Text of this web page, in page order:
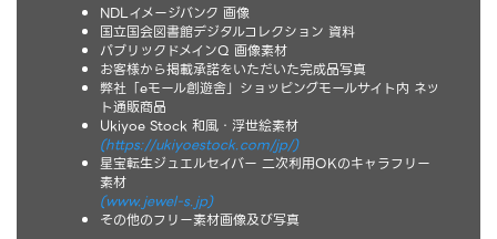
NDLイメージバンク 画像
国立国会図書館デジタルコレクション 資料
パブリックドメインQ 画像素材
お客様から掲載承諾をいただいた完成品写真
弊社「eモール創遊舎」ショッピングモールサイト内 ネッ
ト通販商品
Ukiyoe Stock 和風・浮世絵素材
(https://ukiyoestock.com/jp/)
星宝転生ジュエルセイバー 二次利用OKのキャラフリー
素材
(www.jewel-s.jp)
その他のフリー素材画像及び写真